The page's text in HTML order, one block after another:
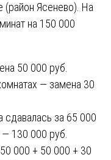
(район Ясенево). На
на 150 000
50 000 руб.
— замена 30
сдавалась за 65 000
130 000 руб.
000 + 50 000 + 30